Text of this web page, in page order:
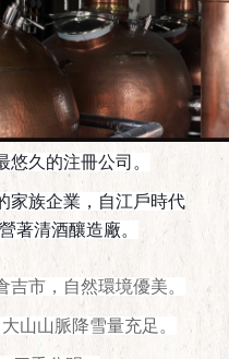
久的注冊公司。
家族企業，自江戶時代
著清酒釀造廠。
市，自然環境優美。
山山脈降雪量充足。